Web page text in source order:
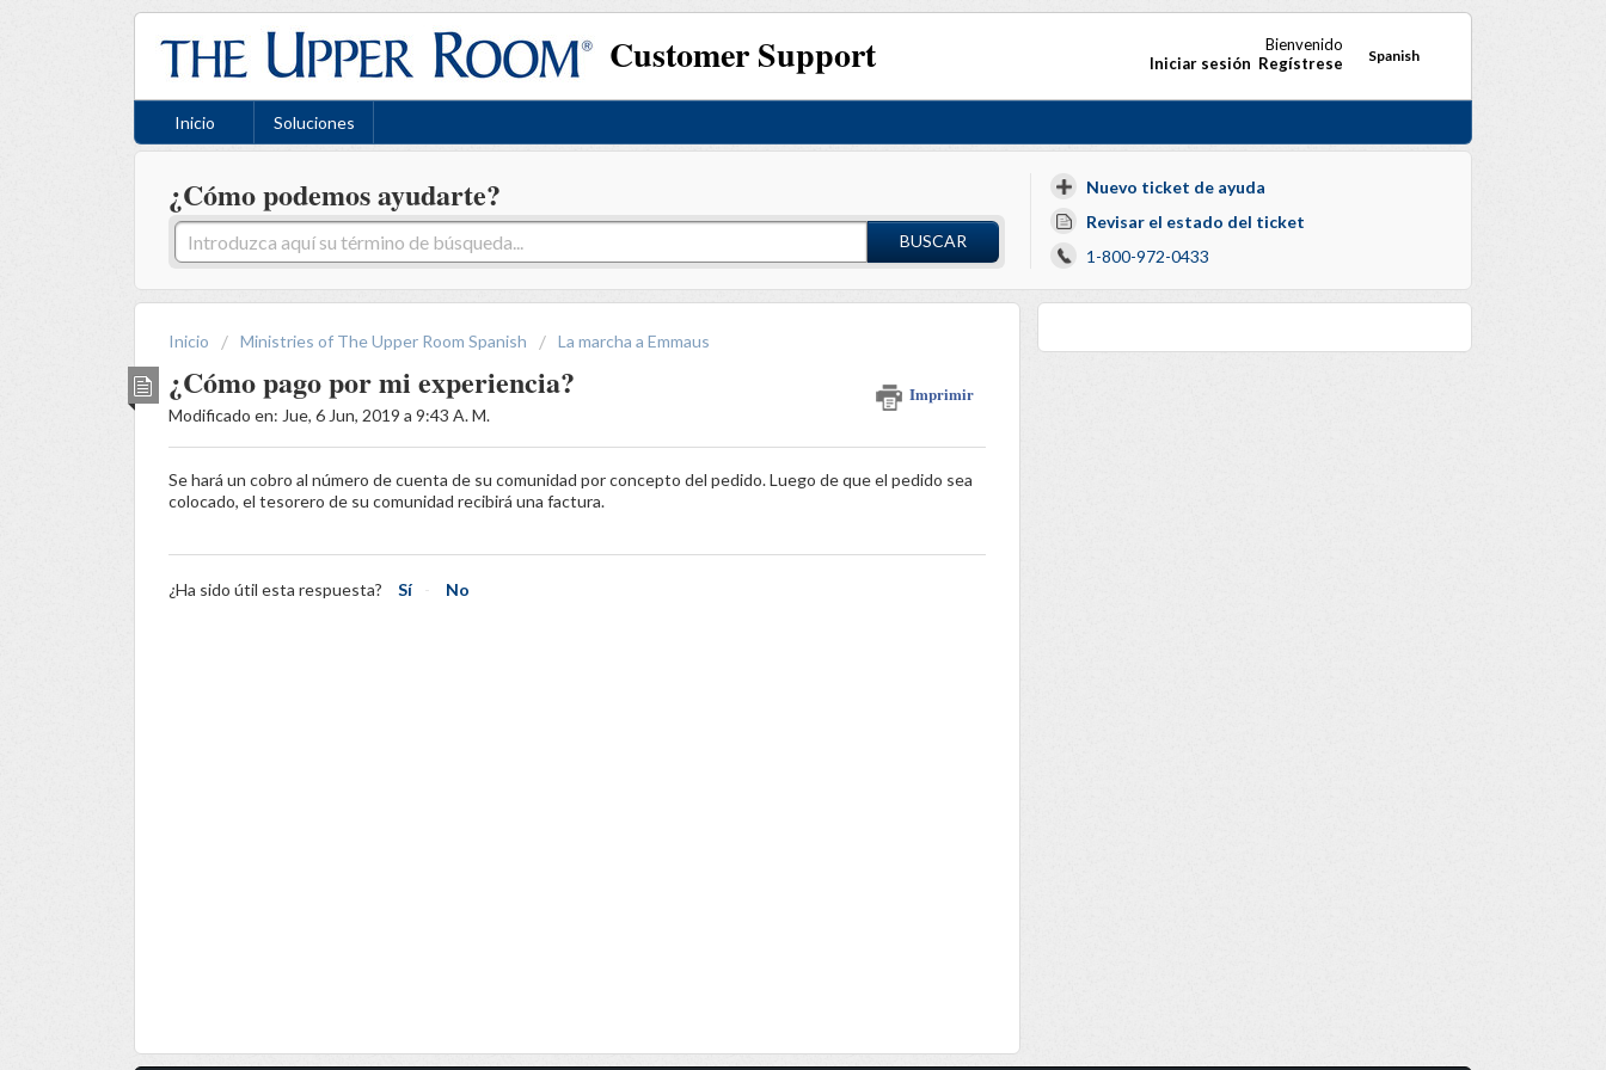
Customer Support Spanish
Bienvenido
Iniciar sesión Regístrese
Inicio Soluciones
¿Cómo podemos ayudarte?
BUSCAR
Nuevo ticket de ayuda
Revisar el estado del ticket
1-800-972-0433
Inicio Ministries of The Upper Room Spanish La marcha a Emmaus
¿Cómo pago por mi experiencia? Imprimir
Modificado en: Jue, 6 Jun, 2019 a 9:43 A. M.
Se hará un cobro al número de cuenta de su comunidad por concepto del pedido. Luego de que el pedido sea
colocado, el tesorero de su comunidad recibirá una factura.
¿Ha sido útil esta respuesta? Sí No